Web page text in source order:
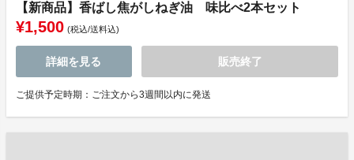
【新商品】香ばし焦がしねぎ油 味比べ2本セット
¥1,500 (税込/送料込)
詳細を見る 販売終了
ご提供予定時期：ご注文から3週間以内に発送